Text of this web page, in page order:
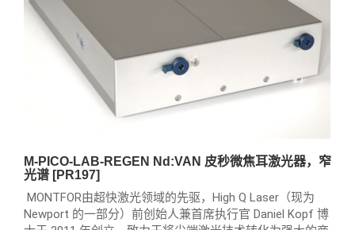
M-PICO-LAB-REGEN Nd:VAN 皮秒微焦耳激光器，窄
光谱 [PR197]
MONTFOR由超快激光领域的先驱，High Q Laser（现为
Newport 的一部分）前创始人兼首席执行官 Daniel Kopf 博